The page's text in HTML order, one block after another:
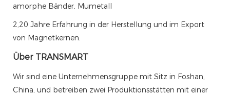
amorphe Bänder, Mumetall
2,20 Jahre Erfahrung in der Herstellung und im Export
von Magnetkernen.
Über TRANSMART
Wir sind eine Unternehmensgruppe mit Sitz in Foshan,
China, und betreiben zwei Produktionsstätten mit einer